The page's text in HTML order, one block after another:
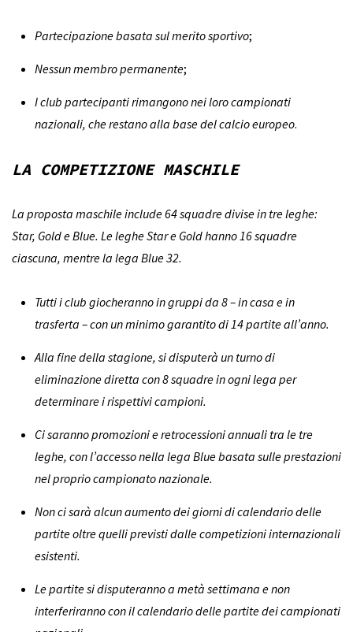
Partecipazione basata sul merito sportivo;
Nessun membro permanente;
I club partecipanti rimangono nei loro campionati
nazionali, che restano alla base del calcio europeo.
LA COMPETIZIONE MASCHILE
La proposta maschile include 64 squadre divise in tre leghe:
Star, Gold e Blue. Le leghe Star e Gold hanno 16 squadre
ciascuna, mentre la lega Blue 32.
Tutti i club giocheranno in gruppi da 8 – in casa e in
trasferta – con un minimo garantito di 14 partite all’anno.
Alla fine della stagione, si disputerà un turno di
eliminazione diretta con 8 squadre in ogni lega per
determinare i rispettivi campioni.
Ci saranno promozioni e retrocessioni annuali tra le tre
leghe, con l’accesso nella lega Blue basata sulle prestazioni
nel proprio campionato nazionale.
Non ci sarà alcun aumento dei giorni di calendario delle
partite oltre quelli previsti dalle competizioni internazionali
esistenti.
Le partite si disputeranno a metà settimana e non
interferiranno con il calendario delle partite dei campionati